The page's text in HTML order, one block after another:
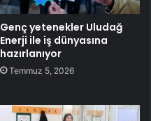
Genç yetenekler Uludağ
Enerji ile iş dünyasına
hazırlanıyor
Temmuz 5, 2026